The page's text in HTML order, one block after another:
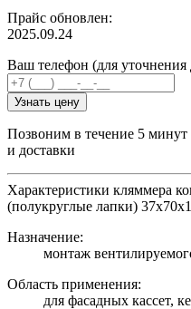
Прайс обновлен:
2025.09.24
Ваш телефон (для уточнения
Узнать цену
Позвоним в течение 5
и доставки
Характеристики кляммера
(полукруглые лапки)
Назначение:
монтаж
Область применения:
для фасадных кассет,